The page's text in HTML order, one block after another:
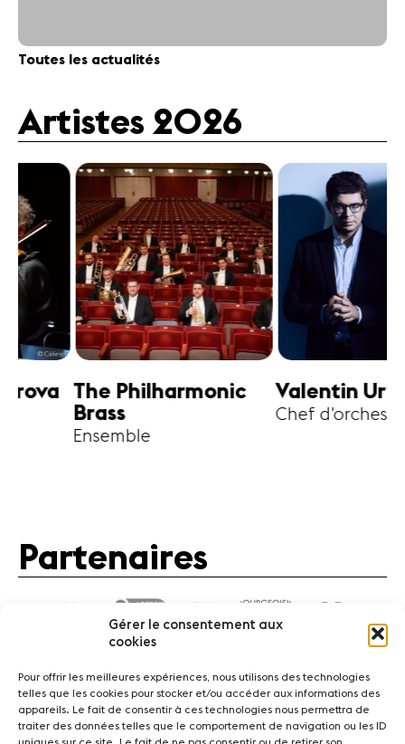
Gérer le consentement aux
cookies
Pour offrir les meilleures expériences, nous utilisons des technologies
telles que les cookies pour stocker et/ou accéder aux informations des
appareils. Le fait de consentir à ces technologies nous permettra de
traiter des données telles que le comportement de navigation ou les ID
Toutes les actualités
Artistes 2026
Valentin Uryupin
Chef d'orchestre
Amihai
Alto
Partenaires
ActualitésConcerts Bénévoles Médiation